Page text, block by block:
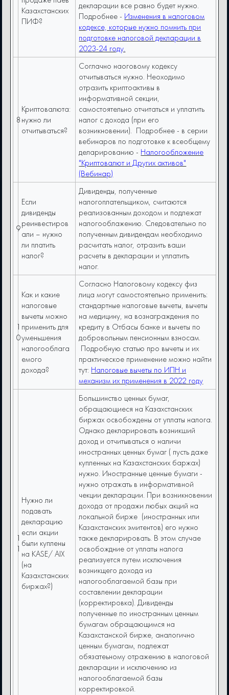
Казахстанских
ПИФ?
декларации все равно будет нужно.
Подробнее - Изменения в налоговом
кодексе, которые нужно помнить при
подготовке налоговой декларации в
2023-24 году.
8
Криптовалюта:
нужно ли
отчитываться?
Соглачно наоговому кодексу
отчитываться нужно. Неоходимо
отразить криптоактивы в
информативной секции,
самостоятельно отчитаться и уплатить
налог с дохода (при его
возникновении). Подробнее - в серии
вебинаров по подготовке к всеобщему
деларированию - Налогообложение
"Криптовалют и Других активов"
(Вебинар)
9
Если
дивиденды
реинвестиров
али – нужно
ли платить
налог?
Дивиденды, полученные
налогоплательщиком, считаются
реализованным доходом и подлежат
налогооблажению. Следовательно по
полученным дивидендам необходимо
расчитать налог, отразить ваши
расчеты в декларации и уплатить
налог.
1
0
Как и какие
налоговые
вычеты можно
применить для
уменьшения
налогооблага
емого
дохода?
Согласно Налоговому кодексу физ
лица могут самостоятельно применить:
стандартные налоговые вычеты, вычеты
на медицину, на вознаграждения по
кредиту в Отбасы банке и вычеты по
добровольным пенсионным взносам.
Подробную статью про вычеты и их
практическое применение можно найти
тут: Налоговые вычеты по ИПН и
механизм их применения в 2022 году
1
1
Нужно ли
подавать
декларацию
если акции
были куплены
на KASE/ AIX
(на
Казахстанских
биржах?)
Большинство ценных бумаг,
обращающиеся на Казахстанских
биржах освобождены от уплаты налога.
Однако декларировать возникший
доход и отчитываться о наличи
иностранных ценных бумаг ( пусть даже
купленных на Казахстанских баржах)
нужно. Иностранные ценные бумаги -
нужно отражать в информативной
чекции декларации. При возникновении
дохода от продажи любых акций на
локальной бирже (иностранных или
Казахстанских эмитентов) его нужно
также декларировать. В этом случае
освобождние от уплаты налога
реализуется путем исключения
возникщего дохода из
налогооблагаемой базы при
составлении декларации
(корректировка). Дивиденды
полученные по иностранным ценным
бумагам обращающимся на
Казахстанской бирже, аналогично
ценным бумагам, подлежат
обязатеьному отражению в налоговой
декларации и исключению из
налогооблагаемой базы
корректировкой.